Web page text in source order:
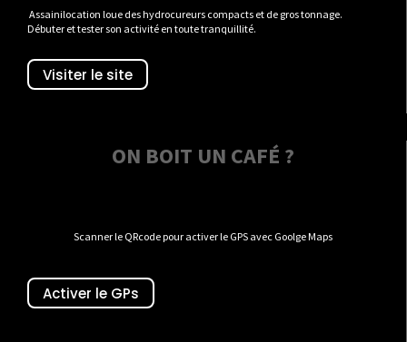
Assainilocation loue des hydrocureurs compacts et de gros tonnage.
Débuter et tester son activité en toute tranquillité.
Visiter le site
ON BOIT UN CAFÉ ?
Scanner le QRcode pour activer le GPS avec Goolge Maps
Activer le GPs